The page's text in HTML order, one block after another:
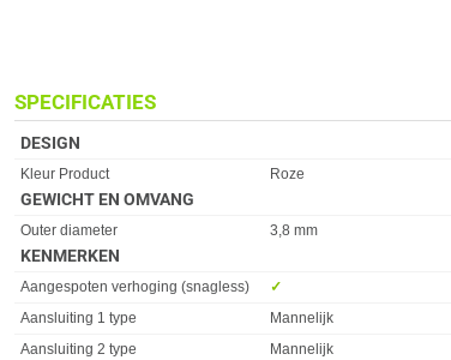
SPECIFICATIES
DESIGN
Eigenschap Waarde
Kleur Product Roze
GEWICHT EN OMVANG
Eigenschap Waarde
Outer diameter 3,8 mm
KENMERKEN
Eigenschap Waarde
Aangespoten verhoging (snagless)
✓︎
Aansluiting 1 type
Mannelijk
Aansluiting 2 type
Mannelijk